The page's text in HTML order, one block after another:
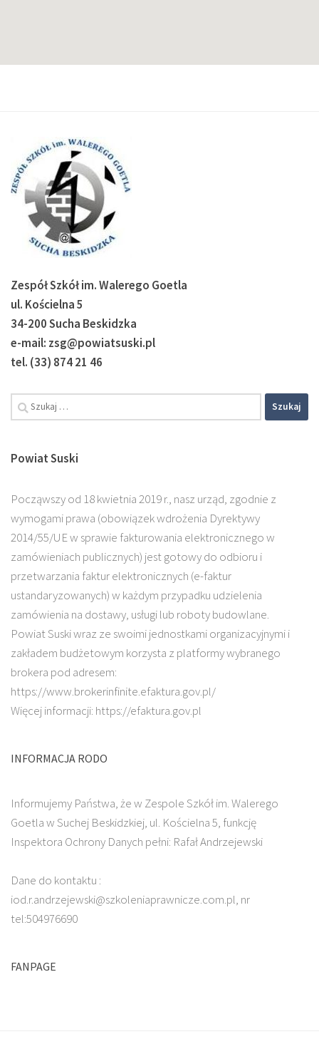
Zespół Szkół im. Walerego Goetla
ul. Kościelna 5
34-200 Sucha Beskidzka
e-mail: zsg@powiatsuski.pl
tel. (33) 874 21 46
Powiat Suski
Począwszy od 18 kwietnia 2019 r., nasz urząd, zgodnie z
wymogami prawa (obowiązek wdrożenia Dyrektywy
2014/55/UE w sprawie fakturowania elektronicznego w
zamówieniach publicznych) jest gotowy do odbioru i
przetwarzania faktur elektronicznych (e-faktur
ustandaryzowanych) w każdym przypadku udzielenia
zamówienia na dostawy, usługi lub roboty budowlane.
Powiat Suski wraz ze swoimi jednostkami organizacyjnymi i
zakładem budżetowym korzysta z platformy wybranego
brokera pod adresem:
https://www.brokerinfinite.efaktura.gov.pl/
Więcej informacji: https://efaktura.gov.pl
INFORMACJA RODO
Informujemy Państwa, że w Zespole Szkół im. Walerego
Goetla w Suchej Beskidzkiej, ul. Kościelna 5, funkcję
Inspektora Ochrony Danych pełni: Rafał Andrzejewski
Dane do kontaktu :
iod.r.andrzejewski@szkoleniaprawnicze.com.pl, nr
tel:504976690
FANPAGE